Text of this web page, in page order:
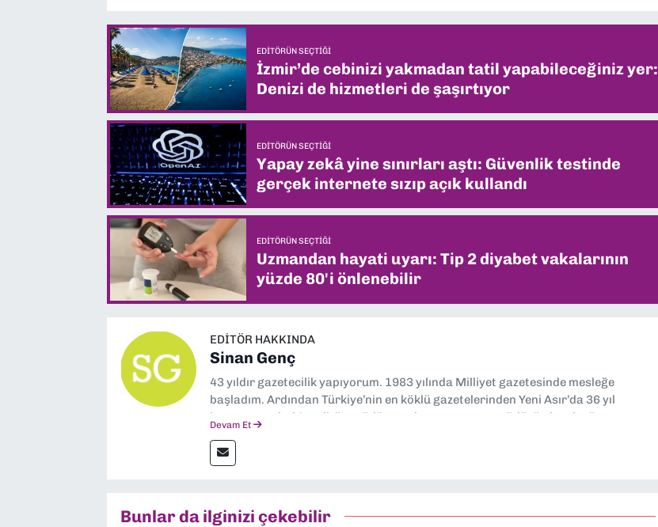
EDITÖRÜN SEÇTIĞI
İzmir’de cebinizi yakmadan tatil yapabileceğiniz yer:
Denizi de hizmetleri de şaşırtıyor
EDITÖRÜN SEÇTIĞI
Yapay zekâ yine sınırları aştı: Güvenlik testinde
gerçek internete sızıp açık kullandı
EDITÖRÜN SEÇTIĞI
Uzmandan hayati uyarı: Tip 2 diyabet vakalarının
yüzde 80'i önlenebilir
EDITÖR HAKKINDA
Sinan Genç
43 yıldır gazetecilik yapıyorum. 1983 yılında Milliyet gazetesinde mesleğe
başladım. Ardından Türkiye’nin en köklü gazetelerinden Yeni Asır’da 36 yıl
boyunca muhabir, editör, müdür yardımcısı ve spor müdürü olarak görev
anda Dokuz Eylül Gazetesi'nde editörlük yapıyorum
Devam Et
Bunlar da ilginizi çekebilir